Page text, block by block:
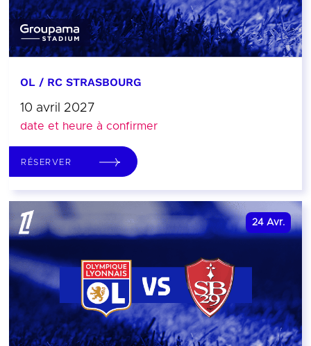
OL / RC STRASBOURG
10 avril 2027
date et heure à confirmer
RÉSERVER
24 Avr.